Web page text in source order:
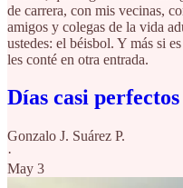
de carrera, con mis vecinas,
amigos y colegas de la vida
ustedes: el béisbol. Y más si
les conté en otra entrada.
Días casi perfectos
Gonzalo J. Suárez P.
·
May 3